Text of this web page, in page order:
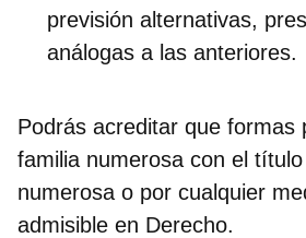
previsión alternativas,
análogas a las anteriores.
Podrás acreditar que formas
familia numerosa con el título
numerosa o por cualquier
admisible en Derecho.